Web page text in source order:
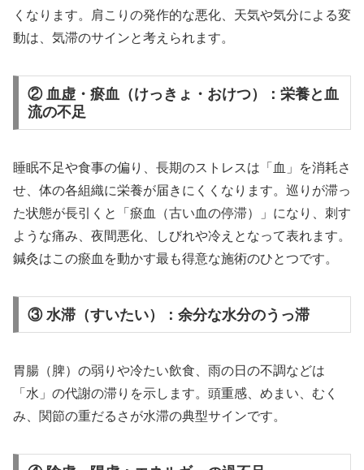
くなります。肩こりの発作的な悪化、天気や気分による変
動は、気滞のサインと考えられます。
② 血虚・瘀血（けっきょ・おけつ）：栄養と血
流の不足
睡眠不足や食事の偏り、長期のストレスは「血」を消耗さ
せ、体の各組織に栄養が届きにくくなります。巡りが滞っ
た状態が長引くと「瘀血（古い血の停滞）」になり、刺す
ような痛み、夜間悪化、しびれや冷えとなって表れます。
鍼灸はこの瘀血を動かす最も得意な施術のひとつです。
③ 水滞（すいたい）：余分な水分のうっ滞
胃腸（脾）の弱りや冷たい飲食、雨の日の不調などは
「水」の代謝の滞りを示します。頭重感、めまい、むく
み、関節の重だるさが水滞の典型サインです。